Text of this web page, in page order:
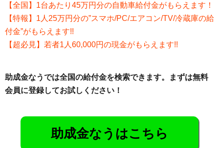
【全国】1台あたり45万円分の自動車給付金がもらえます！
【特報】1人25万円分の”スマホ/PC/エアコン/TV/冷蔵庫の給
付金”がもらえます!!
【超必見】若者1人60,000円の現金がもらえます!!
助成金なうでは全国の給付金を検索できます。まずは無料
会員に登録してお試しください！
助成金なうはこちら